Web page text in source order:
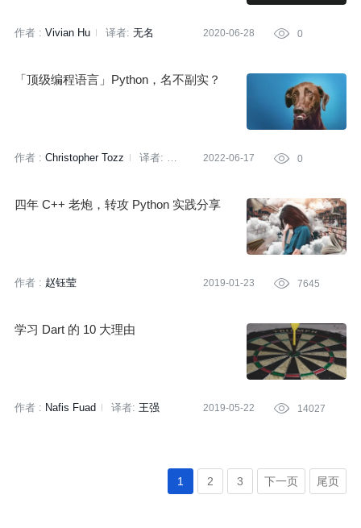
作者 : Vivian Hu 译者: 无名 2020-06-28  0
「顶级编程语言」Python，名不副实？
作者 : Christopher Tozz
译者:
2022-06-17  0
四年 C++ 老炮，转攻 Python 实践分享
作者 : 赵钰莹 2019-01-23  7645
学习 Dart 的 10 大理由
作者 : Nafis Fuad 译者: 王强 2019-05-22  14027
1 2 3 下一页 尾页